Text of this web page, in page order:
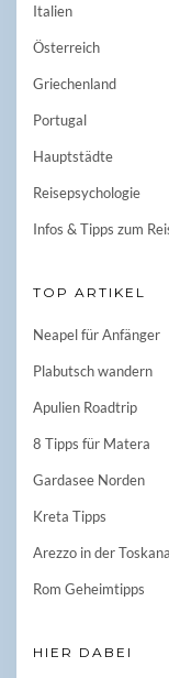
Italien
Österreich
Griechenland
Portugal
Hauptstädte
Reisepsychologie
Infos & Tipps zum
TOP ARTIKEL
Neapel für Anfänger
Plabutsch wandern
Apulien Roadtrip
8 Tipps für Matera
Gardasee Norden
Kreta Tipps
Arezzo in der Toskana
Rom Geheimtipps
HIER DABEI